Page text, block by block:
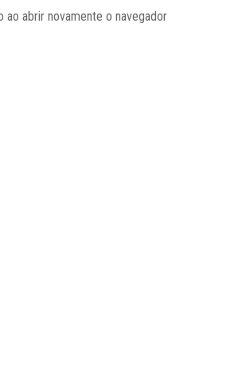
ao abrir novamente o navegador